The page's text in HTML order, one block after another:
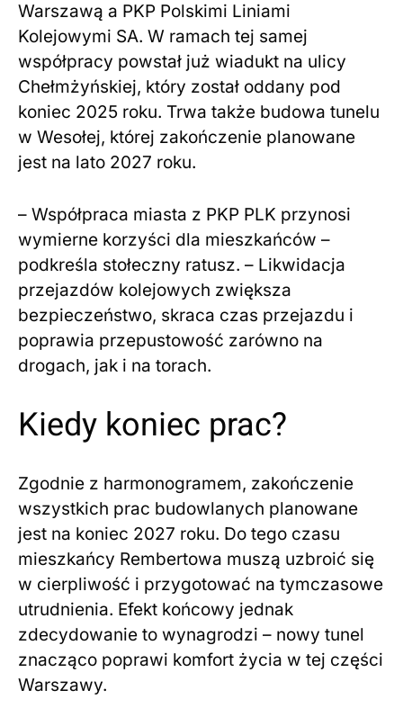
Warszawą a PKP Polskimi Liniami
Kolejowymi SA. W ramach tej samej
współpracy powstał już wiadukt na ulicy
Chełmżyńskiej, który został oddany pod
koniec 2025 roku. Trwa także budowa tunelu
w Wesołej, której zakończenie planowane
jest na lato 2027 roku.
– Współpraca miasta z PKP PLK przynosi
wymierne korzyści dla mieszkańców –
podkreśla stołeczny ratusz. – Likwidacja
przejazdów kolejowych zwiększa
bezpieczeństwo, skraca czas przejazdu i
poprawia przepustowość zarówno na
drogach, jak i na torach.
Kiedy koniec prac?
Zgodnie z harmonogramem, zakończenie
wszystkich prac budowlanych planowane
jest na koniec 2027 roku. Do tego czasu
mieszkańcy Rembertowa muszą uzbroić się
w cierpliwość i przygotować na tymczasowe
utrudnienia. Efekt końcowy jednak
zdecydowanie to wynagrodzi – nowy tunel
znacząco poprawi komfort życia w tej części
Warszawy.